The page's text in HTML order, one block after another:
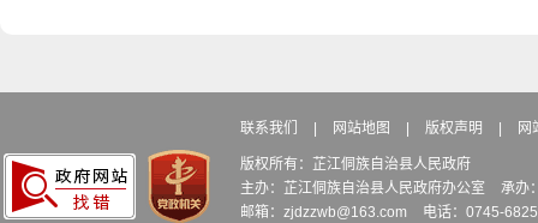
联系我们 网站地图 版权声明 网
版权所有：芷江侗族自治县人民政府
主办：芷江侗族自治县人民政府办公室
承办
邮箱：zjdzzwb@163.com
电话：0745-